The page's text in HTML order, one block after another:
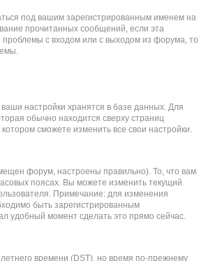
под вашим зарегистрированным именем на
прочитанных сообщений, если эта
с входом или с выходом из форума, то
настройки хранятся в базе данных. Для
обычно находится сверху страниц
сможете изменить все свои настройки.
форум, настроены правильно). То, что вам
поясах. Вы можете изменить текущий
Примечание: для изменения
быть зарегистрированным
удобный момент сделать это прямо сейчас.
времени (DST), но время по-прежнему